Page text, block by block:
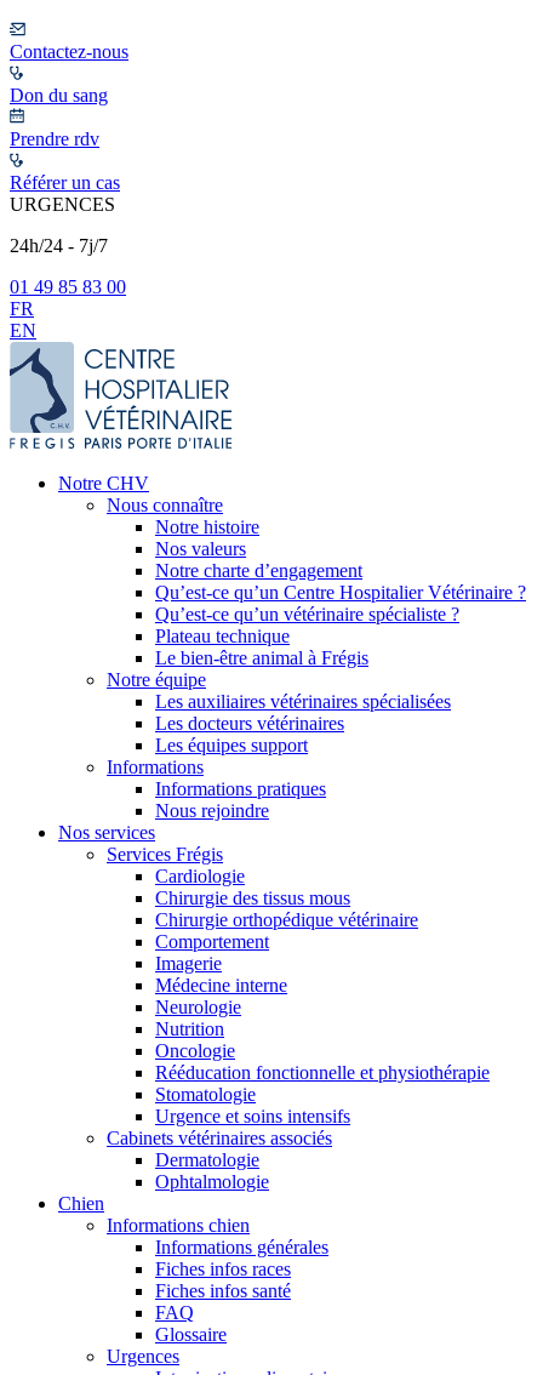
Contactez-nous
Don du sang
Prendre rdv
Référer un cas
URGENCES
24h/24 - 7j/7
01 49 85 83 00
FR
EN
Notre CHV
Nous connaître
Notre histoire
Nos valeurs
Notre charte d’engagement
Qu’est-ce qu’un Centre Hospitalier Vétérinaire ?
Qu’est-ce qu’un vétérinaire spécialiste ?
Plateau technique
Le bien-être animal à Frégis
Notre équipe
Les auxiliaires vétérinaires spécialisées
Les docteurs vétérinaires
Les équipes support
Informations
Informations pratiques
Nous rejoindre
Nos services
Services Frégis
Cardiologie
Chirurgie des tissus mous
Chirurgie orthopédique vétérinaire
Comportement
Imagerie
Médecine interne
Neurologie
Nutrition
Oncologie
Rééducation fonctionnelle et physiothérapie
Stomatologie
Urgence et soins intensifs
Cabinets vétérinaires associés
Dermatologie
Ophtalmologie
Chien
Informations chien
Informations générales
Fiches infos races
Fiches infos santé
FAQ
Glossaire
Urgences